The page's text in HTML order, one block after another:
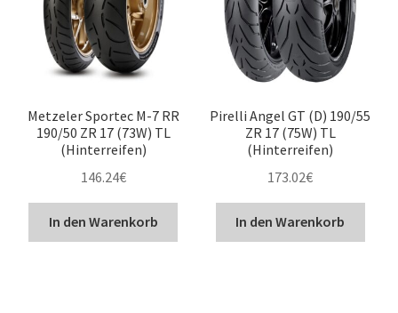
Metzeler Sportec M-7 RR
190/50 ZR 17 (73W) TL
(Hinterreifen)
146.24€
In den Warenkorb
Pirelli Angel GT (D) 190/55
ZR 17 (75W) TL
(Hinterreifen)
173.02€
In den Warenkorb